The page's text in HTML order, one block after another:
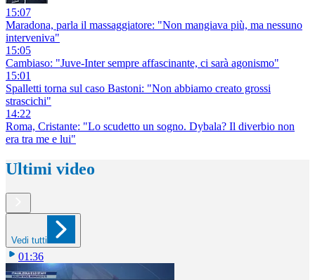
15:07
Maradona, parla il massaggiatore: "Non mangiava più, ma nessuno
interveniva"
15:05
Cambiaso: "Juve-Inter sempre affascinante, ci sarà agonismo"
15:01
Spalletti torna sul caso Bastoni: "Non abbiamo creato grossi
strascichi"
14:22
Roma, Cristante: "Lo scudetto un sogno. Dybala? Il diverbio non
era tra me e lui"
Ultimi video
Vedi tutti
01:36